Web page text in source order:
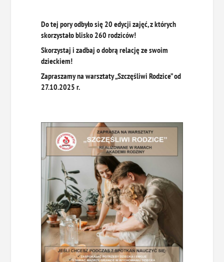
Do tej pory odbyło się 20 edycji zajęć, z których
skorzystało blisko 260 rodziców!
Skorzystaj i zadbaj o dobrą relację ze swoim
dzieckiem!
Zapraszamy na warsztaty „Szczęśliwi Rodzice” od
27.10.2025 r.